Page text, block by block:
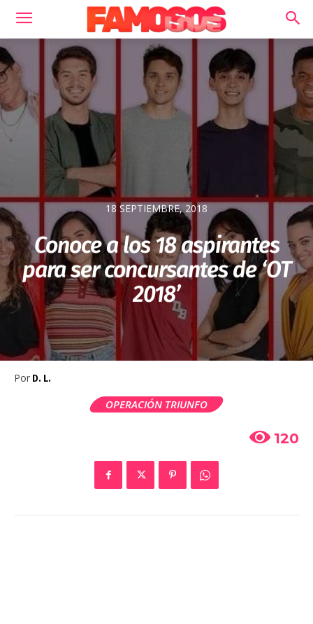
18 SEPTIEMBRE, 2018
Conoce a los 18 aspirantes
para ser concursantes de ‘OT
2018’
Por D. L.
OPERACIÓN TRIUNFO
120